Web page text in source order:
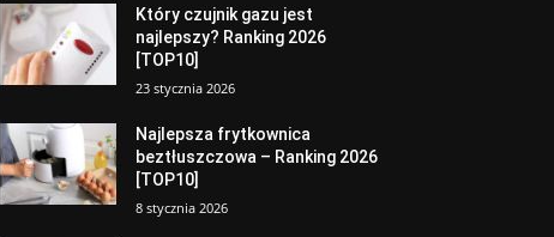
Który czujnik gazu jest
najlepszy? Ranking 2026
[TOP10]
23 stycznia 2026
Najlepsza frytkownica
beztłuszczowa – Ranking 2026
[TOP10]
8 stycznia 2026